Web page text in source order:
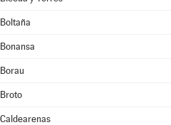
Boltaña
Bonansa
Borau
Broto
Caldearenas